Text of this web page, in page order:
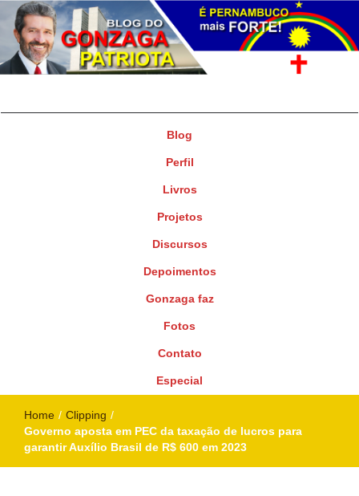
Blog
Perfil
Livros
Projetos
Discursos
Depoimentos
Gonzaga faz
Fotos
Contato
Especial
Home / Clipping /
Governo aposta em PEC da taxação de lucros para
garantir Auxílio Brasil de R$ 600 em 2023